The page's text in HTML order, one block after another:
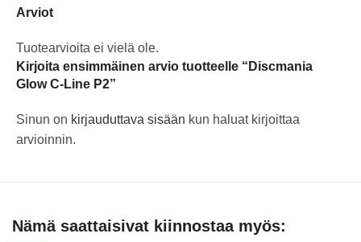
Arviot
Tuotearvioita ei vielä ole.
Kirjoita ensimmäinen arvio tuotteelle “Discmania
Glow C-Line P2”
Sinun on kirjauduttava sisään kun haluat kirjoittaa
arvioinnin.
Nämä saattaisivat kiinnostaa myös: